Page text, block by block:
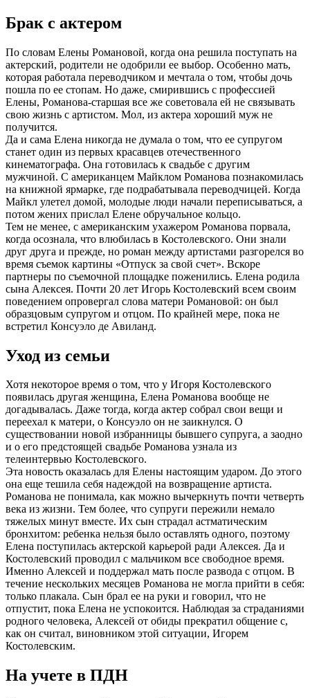
Брак с актером
По словам Елены Романовой, когда она решила поступать на
актерский, родители не одобрили ее выбор. Особенно мать,
которая работала переводчиком и мечтала о том, чтобы дочь
пошла по ее стопам. Но даже, смирившись с профессией
Елены, Романова-старшая все же советовала ей не связывать
свою жизнь с артистом. Мол, из актера хороший муж не
получится.
Да и сама Елена никогда не думала о том, что ее супругом
станет один из первых красавцев отечественного
кинематографа. Она готовилась к свадьбе с другим
мужчиной. С американцем Майклом Романова познакомилась
на книжной ярмарке, где подрабатывала переводчицей. Когда
Майкл улетел домой, молодые люди начали переписываться, а
потом жених прислал Елене обручальное кольцо.
Тем не менее, с американским ухажером Романова порвала,
когда осознала, что влюбилась в Костолевского. Они знали
друг друга и прежде, но роман между артистами разгорелся во
время съемок картины «Отпуск за свой счет». Вскоре
партнеры по съемочной площадке поженились. Елена родила
сына Алексея. Почти 20 лет Игорь Костолевский всем своим
поведением опровергал слова матери Романовой: он был
образцовым супругом и отцом. По крайней мере, пока не
встретил Консуэло де Авиланд.
Уход из семьи
Хотя некоторое время о том, что у Игоря Костолевского
появилась другая женщина, Елена Романова вообще не
догадывалась. Даже тогда, когда актер собрал свои вещи и
переехал к матери, о Консуэло он не заикнулся. О
существовании новой избранницы бывшего супруга, а заодно
и о его предстоящей свадьбе Романова узнала из
телеинтервью Костолевского.
Эта новость оказалась для Елены настоящим ударом. До этого
она еще тешила себя надеждой на возвращение артиста.
Романова не понимала, как можно вычеркнуть почти четверть
века из жизни. Тем более, что супруги пережили немало
тяжелых минут вместе. Их сын страдал астматическим
бронхитом: ребенка нельзя было оставлять одного, поэтому
Елена поступилась актерской карьерой ради Алексея. Да и
Костолевский проводил с мальчиком все свободное время.
Именно Алексей и поддержал мать после развода с отцом. В
течение нескольких месяцев Романова не могла прийти в себя:
только плакала. Сын брал ее на руки и говорил, что не
отпустит, пока Елена не успокоится. Наблюдая за страданиями
родного человека, Алексей от обиды прекратил общение с,
как он считал, виновником этой ситуации, Игорем
Костолевским.
На учете в ПДН